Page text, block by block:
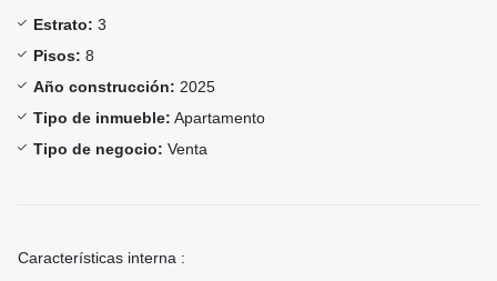
Estrato: 3
Pisos: 8
Año construcción: 2025
Tipo de inmueble: Apartamento
Tipo de negocio: Venta
Características interna :